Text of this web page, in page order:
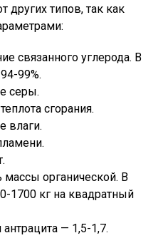
других типов, так как
связанного углерода. В
99%.
серы.
сгорания.
влаги.
массы органической. В
1700 кг на квадратный
— 1,5-1,7.